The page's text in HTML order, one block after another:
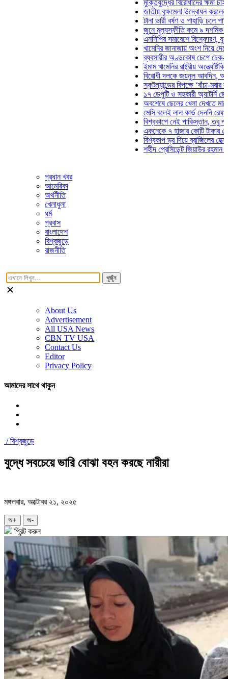
মুক্তিযুদ্ধের বিরোধীদের ক্ষমা চাইতে
জাতীয় বৃক্ষমেলা উদ্বোধন করলেন
টানা ভারী বর্ষণ ও পাহাড়ি ঢলে পানিবন্দি
জুনে মূল্যস্ফীতি কমে ৯ দশমিক ১৬
এনসিপির সমাবেশে বিস্ফোরণ, যুবলীগের
খামেনির জানাজায় অংশ নিয়ে দেশে
ব্যবসায়ীর অণ্ডকোষ চেপে চেক-
ইমাম খামেনির রাষ্ট্রীয় অন্ত্যেষ্টিক্রিয়ায়
বিরোধী দলকে জয়নুল আবদিন, আপনারা
স্কটল্যান্ডের বিপক্ষে ‘বাঁচা-মরার
১৭ ডেপুটি ও সহকারী অ্যাটর্নি
অবশেষে ছেলের খেলা দেখতে মাঠে
মেসি বলেই লাল কার্ড দেননি রেফারি!
বিশ্বকাপে নেই পাকিস্তান, তবু প্রতিটি
একনেকে ৭ হাজার কোটি টাকার ৫
বিশ্বকাপ ড্র দিয়ে ব্রাজিলের হেক্সা
শহীদ প্রেসিডেন্ট জিয়াউর রহমান
প্রধান খবর
আমেরিকা
অর্থনীতি
খেলাধুলা
ধর্ম
প্রবাস
বাংলাদেশ
বিশ্বজুড়ে
রাজনীতি
খুজুঁন
About Us
Advertisement
All USA News
CBN TV USA
Contact Us
Editor
Privacy Policy
আমাদের সাথে থাকুন
/বিশ্বজুড়ে
যুদ্ধে সবচেয়ে ভারি বোঝা বহন করছে নারীরা
মঙ্গলবার, অক্টোবর ২১, ২০২৫
অ+ অ-
প্রিন্ট করুন